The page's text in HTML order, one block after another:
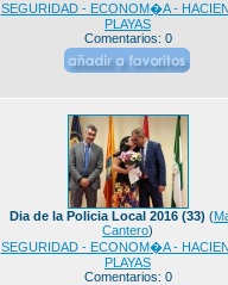
SEGURIDAD - ECONOM�A -
PLAYAS
Comentarios: 0
Dia de la Policia Local 2016 (33) (
Cantero)
SEGURIDAD - ECONOM�A -
PLAYAS
Comentarios: 0